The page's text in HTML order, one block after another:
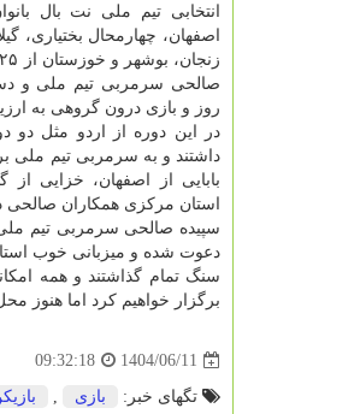
اصفهان، چهارمحال بختیاری،
صالحی سرمربی تیم ملی و
روز و بازی درون گروهی به
در این دوره از اردو مثل دو
داشتند و به سرمربی تیم ملی
بابایی از اصفهان، خزایی از
استان مرکزی همکاران صالحی
سپیده صالحی سرمربی تیم ملی
دعوت شده و میزبانی خوب
سنگ تمام گذاشتند و همه
برگزار خواهیم کرد اما هنوز
1404/06/11
09:32:18
تگهای خبر: بازی ,